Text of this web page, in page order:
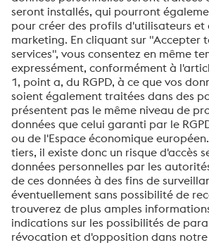
Insers sensorisés voestalpine